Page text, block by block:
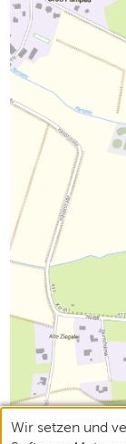
Wir setzen und